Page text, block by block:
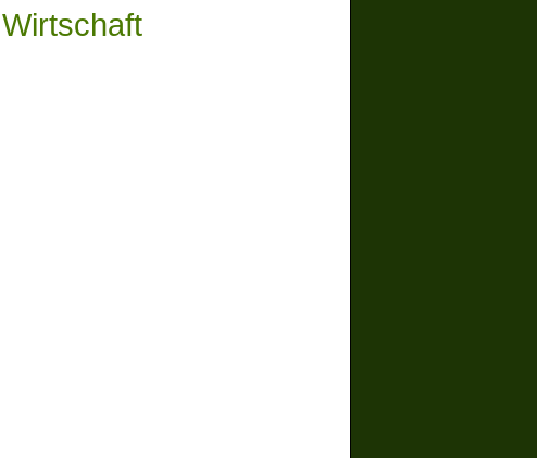
Wirtschaft